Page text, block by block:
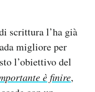
scrittura l’ha già
migliore per
l’obiettivo del
è finire,